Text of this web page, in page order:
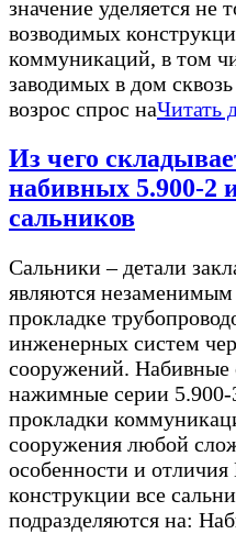
значение уделяется не
возводимых
коммуникаций, в том
заводимых в дом
возрос спрос наЧитать
Из чего
набивных 5.900-2
сальников
Сальники – детали
являются
прокладке
инженерных систем
сооружений. Набивные
нажимные серии 5.900-
прокладки
сооружения любой
особенности и
конструкции все
подразделяются на: